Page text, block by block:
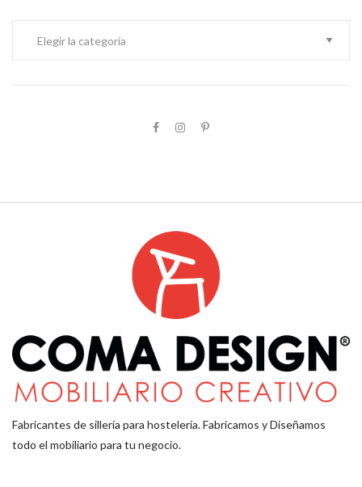
Categories
Fabricantes de sillería para hostelería. Fabricamos y Diseñamos
todo el mobiliario para tu negocio.